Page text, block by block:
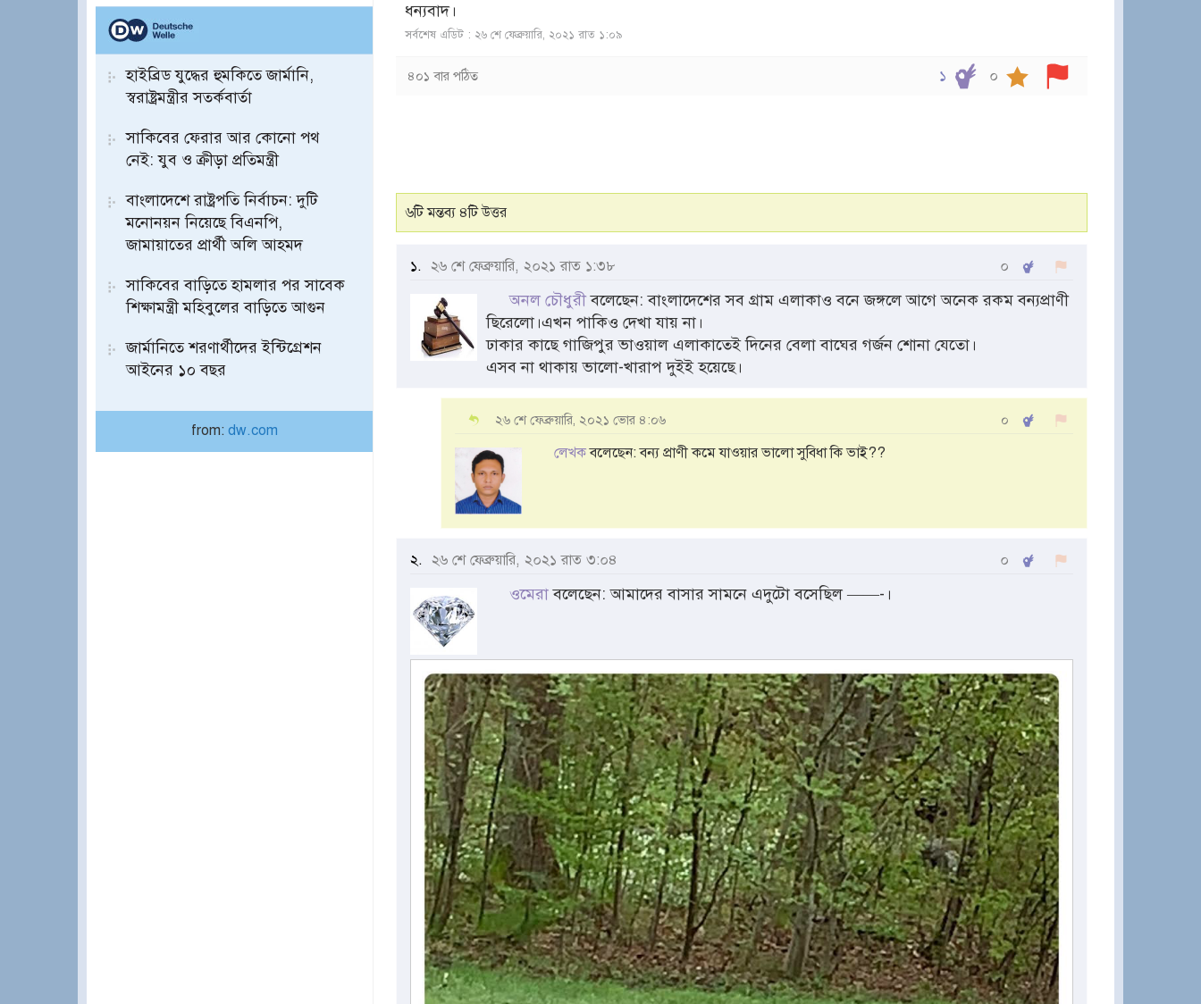
হাইব্রিড যুদ্ধের হুমকিতে জার্মানি,
স্বরাষ্ট্রমন্ত্রীর সতর্কবার্তা
সাকিবের ফেরার আর কোনো পথ
নেই: যুব ও ক্রীড়া প্রতিমন্ত্রী
বাংলাদেশে রাষ্ট্রপতি নির্বাচন: দুটি
মনোনয়ন নিয়েছে বিএনপি,
জামায়াতের প্রার্থী অলি আহমদ
সাকিবের বাড়িতে হামলার পর সাবেক
শিক্ষামন্ত্রী মহিবুলের বাড়িতে আগুন
জার্মানিতে শরণার্থীদের ইন্টিগ্রেশন
আইনের ১০ বছর
from: dw.com
ধন্যবাদ।
সর্বশেষ এডিট : ২৬ শে ফেব্রুয়ারি, ২০২১ রাত ১:০৯
৪০১ বার পঠিত ০
১
৬টি মন্তব্য ৪টি উত্তর
১. ২৬ শে ফেব্রুয়ারি, ২০২১ রাত ১:৩৮ ০
অনল চৌধুরীবলেছেন: বাংলাদেশের সব গ্রাম এলাকাও বনে জঙ্গলে আগে অনেক রকম বন্যপ্রাণী
ছিরেলো।এখন পাকিও দেখা যায় না।
ঢাকার কাছে গাজিপুর ভাওয়াল এলাকাতেই দিনের বেলা বাঘের গর্জন শোনা যেতো।
এসব না থাকায় ভালো-খারাপ দুইই হয়েছে।
২৬ শে ফেব্রুয়ারি, ২০২১ ভোর ৪:০৬ ০
লেখকবলেছেন: বন্য প্রাণী কমে যাওয়ার ভালো সুবিধা কি ভাই??
২. ২৬ শে ফেব্রুয়ারি, ২০২১ রাত ৩:০৪ ০
ওমেরাবলেছেন: আমাদের বাসার সামনে এদুটো বসেছিল ——-।